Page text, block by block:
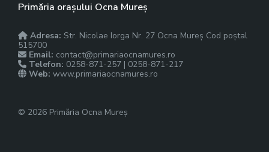
Primăria orașului Ocna Mureș
Adresa: Str. Nicolae Iorga Nr. 27 Ocna Mureș Cod poștal
515700
Email: contact@primariaocnamures.ro
Telefon: 0258-871-257 | 0258-871-217
Web: www.primariaocnamures.ro
© 2026 Primăria Ocna Mureș